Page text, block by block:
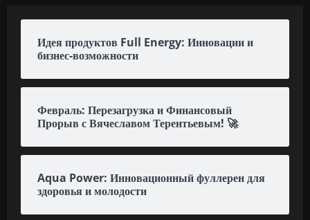
Идея продуктов Full Energy: Инновации и
бизнес-возможности
Февраль: Перезагрузка и Финансовый
Прорыв с Вячеславом Терентьевым! 🚀
Aqua Power: Инновационный фуллерен для
здоровья и молодости